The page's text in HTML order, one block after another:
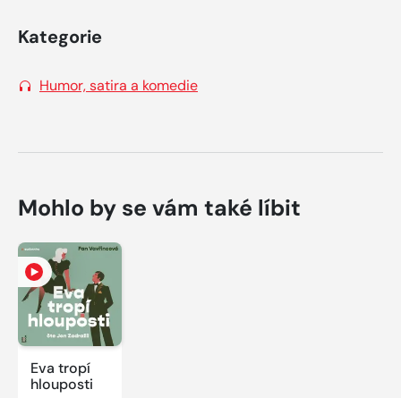
Kategorie
Humor, satira a komedie
Mohlo by se vám také líbit
Eva tropí
hlouposti